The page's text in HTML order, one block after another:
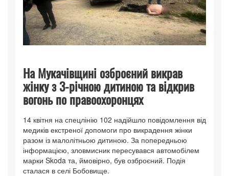
На Мукачівщині озброєний викрав
жінку з 3-річною дитиною та відкрив
вогонь по правоохоронцях
14 квітня на спецлінію 102 надійшло повідомлення від
медиків екстреної допомоги про викрадення жінки
разом із малолітньою дитиною. За попередньою
інформацією, зловмисник пересувався автомобілем
марки Skoda та, ймовірно, був озброєний. Подія
сталася в селі Бобовище.